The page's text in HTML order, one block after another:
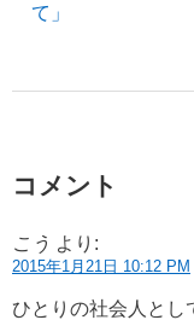
て」
コメント
こう より:
2015年1月21日 10:12 PM
ひとりの社会人とし